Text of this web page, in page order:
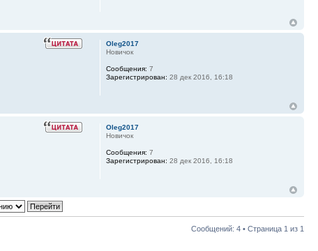
Oleg2017
Новичок
Сообщения: 7
Зарегистрирован: 28 дек 2016, 16:18
Oleg2017
Новичок
Сообщения: 7
Зарегистрирован: 28 дек 2016, 16:18
Сообщений: 4 • Страница 1 из 1